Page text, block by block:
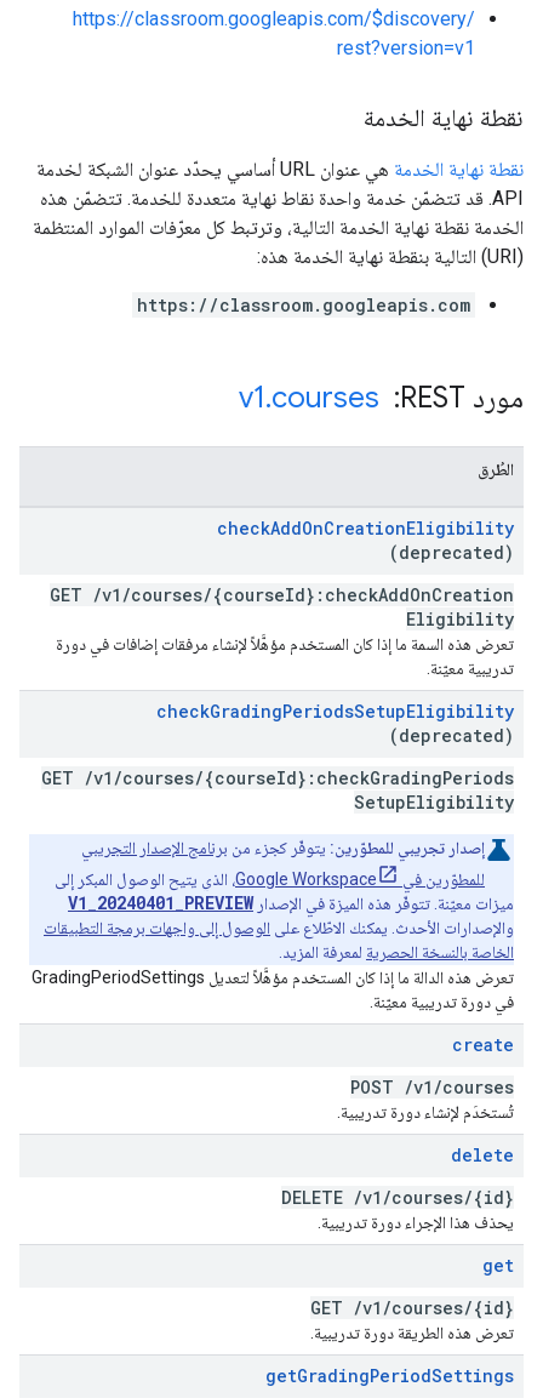
https://classroom.googleapis.com/$discovery/
rest?version=v1
نقطة نهاية الخدمة
نقطة نهاية الخدمة
هي عنوان URL أساسي يحدّد عنوان الشبكة لخدمة
API. قد تتضمّن خدمة واحدة نقاط نهاية متعددة للخدمة. تتضمّن هذه
الخدمة نقطة نهاية الخدمة التالية، وترتبط كل معرّفات الموارد المنتظمة
(URI) التالية بنقطة نهاية الخدمة هذه:
https://classroom.googleapis.com
مورد REST: ‏ v1.courses
الطُرق
checkAddOnCreationEligibility
(deprecated)
GET /v1 /courses/{courseId}:checkAddOnCreation
Eligibility
تعرض هذه السمة ما إذا كان المستخدم مؤهَّلاً لإنشاء مرفقات إضافات في دورة
تدريبية معيّنة.
checkGradingPeriodsSetupEligibility
(deprecated)
GET /v1 /courses/{courseId}:checkGradingPeriods
SetupEligibility
إصدار تجريبي للمطوّرين: يتوفّر كجزء من برنامج الإصدار التجريبي
للمطوّرين في Google Workspace
، الذي يتيح الوصول المبكر إلى
ميزات معيّنة. تتوفّر هذه الميزة في الإصدارV1_20240401_PREVIEW
والإصدارات الأحدث. يمكنك الاطّلاع على الوصول إلى واجهات برمجة التطبيقات
الخاصة بالنسخة الحصرية لمعرفة المزيد.
تعرض هذه الدالة ما إذا كان المستخدم مؤهَّلاً لتعديل GradingPeriodSettings
في دورة تدريبية معيّنة.
create
POST /v1 /courses
تُستخدَم لإنشاء دورة تدريبية.
delete
DELETE /v1 /courses/{id}
يحذف هذا الإجراء دورة تدريبية.
get
GET /v1 /courses/{id}
تعرض هذه الطريقة دورة تدريبية.
getGradingPeriodSettings